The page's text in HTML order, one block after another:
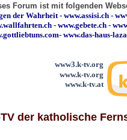
Forum ist mit folgenden
der Wahrheit -www.assisi.ch -
-www.gebete.ch -
-www.das-haus-
www3.k-tv.org
www.k-tv.org
www.k-tv.at
der katholische